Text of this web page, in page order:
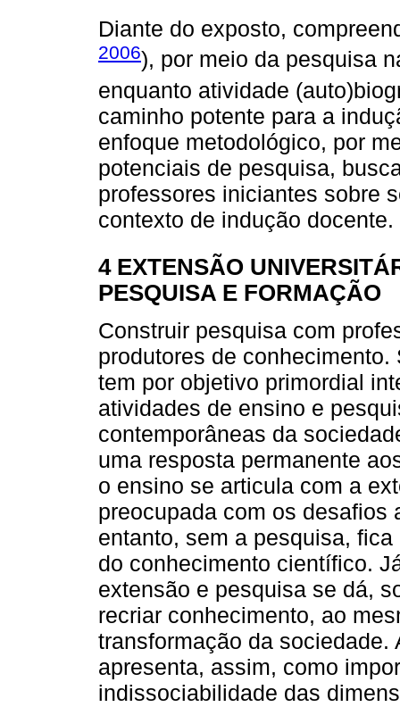
Diante do exposto,
2006), por meio da pesquisa
enquanto atividade
caminho potente para a
enfoque metodológico, por
potenciais de pesquisa,
professores iniciantes sobre
contexto de indução docente.
4 EXTENSÃO
PESQUISA E FORMAÇÃO
Construir pesquisa com
produtores de
tem por objetivo primordial
atividades de ensino e
contemporâneas da
uma resposta permanente
o ensino se articula com a
preocupada com os desafios
entanto, sem a pesquisa,
do conhecimento científico.
extensão e pesquisa se dá,
recriar conhecimento, ao
transformação da
apresenta, assim, como
indissociabilidade das